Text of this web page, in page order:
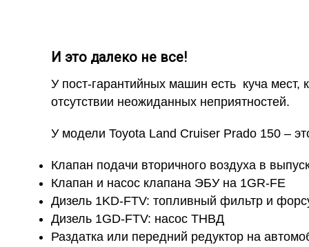
И это далеко не все!
У пост-гарантийных машин есть куча мест,
отсутствии неожиданных неприятностей.
У модели Toyota Land Cruiser Prado 150 –
Клапан подачи вторичного воздуха в
Клапан и насос клапана ЭБУ на 1GR-FE
Дизель 1KD-FTV: топливный фильтр и
Дизель 1GD-FTV: насос ТНВД
Раздатка или передний редуктор на